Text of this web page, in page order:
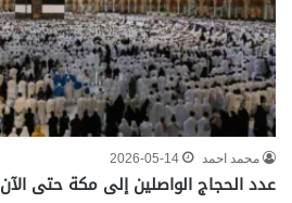
محمد احمد 2026-05-14
عدد الحجاج الواصلين إلى مكة حتى الآن